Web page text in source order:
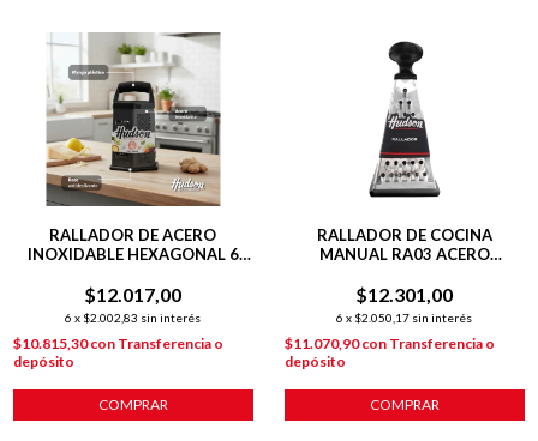
RALLADOR DE ACERO
INOXIDABLE HEXAGONAL 6
$12.017,00
6 x $2.002,83 sin interés
$10.815,30con Transferencia o
depósito
COMPRAR
RALLADOR DE COCINA
MANUAL RA03 ACERO
$12.301,00
6 x $2.050,17 sin interés
$11.070,90con Transferencia o
depósito
COMPRAR